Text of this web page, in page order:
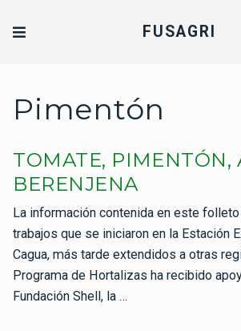
FUSAGRI
Pimentón
TOMATE, PIMENTÓN,
BERENJENA
La información contenida en este
trabajos que se iniciaron en la Estación
Cagua, más tarde extendidos a otras
Programa de Hortalizas ha recibido
Fundación Shell, la …